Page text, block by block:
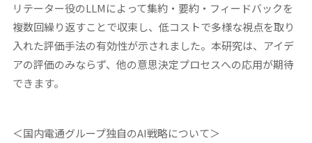
リテーター役のLLMによって集約・要約・フィードバックを
複数回繰り返すことで収束し、低コストで多様な視点を取り
入れた評価手法の有効性が示されました。本研究は、アイデ
アの評価のみならず、他の意思決定プロセスへの応用が期待
できます。
＜国内電通グループ独自のAI戦略について＞